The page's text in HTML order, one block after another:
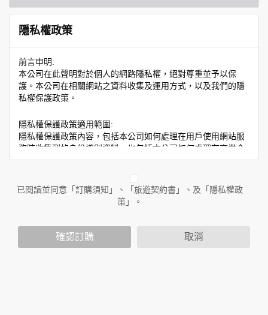
隱私權政策
前言申明:
本公司在此聲明對於個人的網路隱私權，絕對尊重並予以保
護。本公司在相關網站之資料收集及運用方式，以及我們的隱
私權保護政策。
隱私權保護政策適用範圍:
隱私權保護政策內容，包括本公司如何處理在用戶使用網站服
務時收集到的身份識別資料，也包括本公司如何處理在商業合
作與本公司合作時分享的任何身份識別資料。隱私權保護政策
人員。例如您透過本公司旗下網站上的廣告廠商連結，這些置
放連結的廠商也可能蒐集您個人的資料。對於您主動提供的個
人資訊，這些廣告廠商或連結網站有其個別的隱私權保護政
您個人在本網站上的聊天室或討論區中任意公開個人資料的行
已閱讀並同意「訂購須知」、「旅遊契約書」、及「隱私權政
策」。
確認訂購 取消